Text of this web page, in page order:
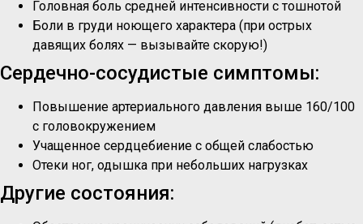
Головная боль средней интенсивности с тошнотой
Боли в груди ноющего характера (при острых
давящих болях — вызывайте скорую!)
Сердечно-сосудистые симптомы:
Повышение артериального давления выше 160/100
с головокружением
Учащенное сердцебиение с общей слабостью
Отеки ног, одышка при небольших нагрузках
Другие состояния: